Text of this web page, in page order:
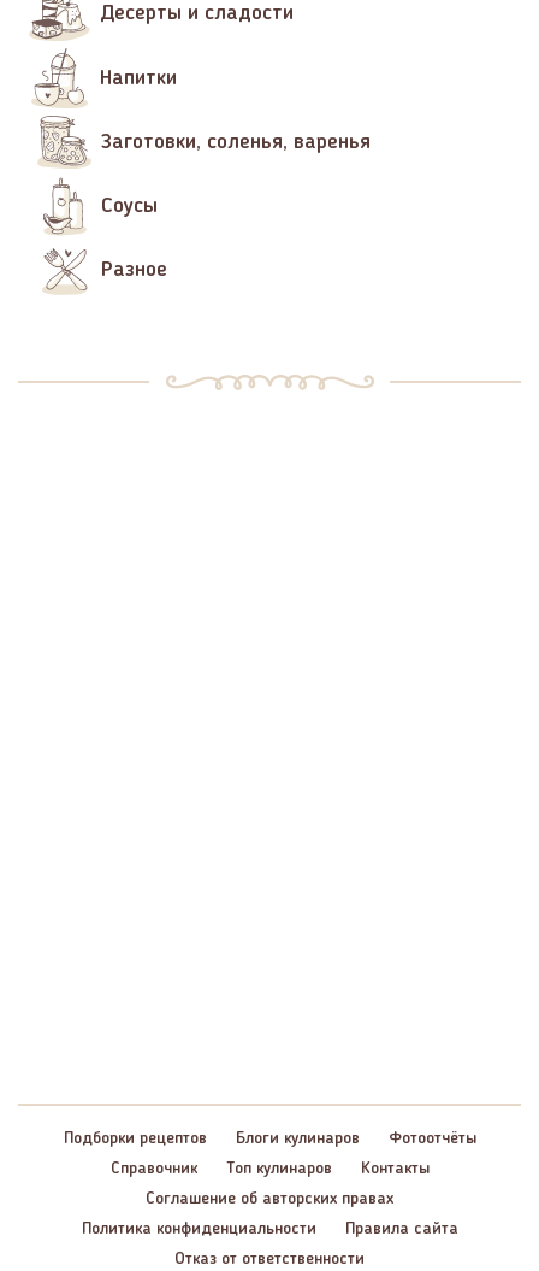
Десерты и сладости
Напитки
Заготовки, соленья, варенья
Соусы
Разное
Подборки рецептов Блоги кулинаров
Фотоотчёты
Справочник
Топ кулинаров
Контакты
Соглашение об авторских правах
Политика конфиденциальности
Правила сайта
Отказ от ответственности